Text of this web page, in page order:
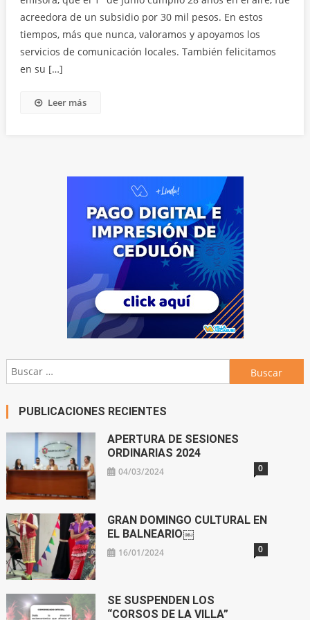
acreedora de un subsidio por 30 mil pesos. En estos
tiempos, más que nunca, valoramos y apoyamos los
servicios de comunicación locales. También felicitamos
en su […]
Leer más
Buscar:
PUBLICACIONES RECIENTES
APERTURA DE SESIONES
ORDINARIAS 2024
04/03/2024 0
GRAN DOMINGO CULTURAL EN
EL BALNEARIO￼
16/01/2024 0
SE SUSPENDEN LOS
“CORSOS DE LA VILLA”